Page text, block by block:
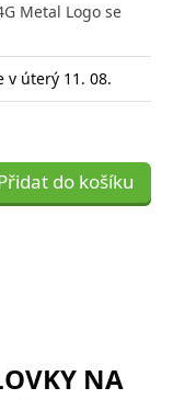
Metal Logo se
v úterý 11. 08.
do košíku
NA